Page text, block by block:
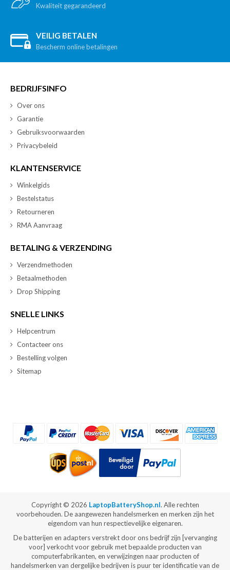
Kwaliteit gegarandeerd
VEILIG BETALEN
Bescherm online betalingen
BEDRIJFSINFO
Over ons
Garantie
Gebruiksvoorwaarden
Privacybeleid
KLANTENSERVICE
Winkelgids
Bestelstatus
Retourneren
RMA Aanvraag
BETALING & VERZENDING
Verzendmethoden
Betaalmethoden
Drop Shipping
SNELLE LINKS
Helpcentrum
Contacteer ons
Bestelling volgen
Sitemap
Copyright © 2026 LaptopBatteryShop.nl. Alle rechten
voorbehouden. De aangewezen handelsmerken en merken zijn het
eigendom van hun respectievelijke eigenaren.
De batterijen en adapters verstrekt door ons bedrijf zijn [vervanging
voor] verkocht voor gebruik met bepaalde producten van
computerfabrikanten, en verwijzingen naar producten of
handelsmerken van dergelijke bedrijven is puur ter identificatie van de